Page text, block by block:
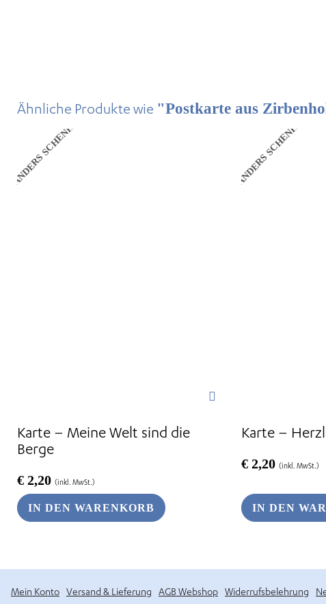
Ähnliche Produkte wie "Postkarte aus
ANDERS SCHENKEN
Karte – Meine Welt sind die
Berge
€ 2,20 (inkl. MwSt.)
IN DEN WARENKORB
ANDERS SCHENKEN
Karte –
€2,20 (inkl. MwSt.)
IN DEN
Mein Konto Versand & Lieferung AGB Webshop Widerrufsbelehrung